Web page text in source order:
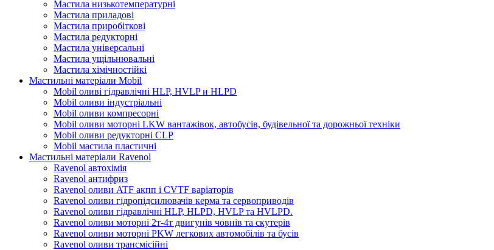
Мастила низькотемпературні
Мастила приладові
Мастила приробіткові
Мастила редукторні
Мастила універсальні
Мастила ущільнювальні
Мастила хімічностійкі
Мастильні матеріали Mobil
Mobil оливі гідравлічні HLP, HVLP и HLPD
Mobil оливи індустріальні
Mobil оливи компресорні
Mobil оливи моторні LKW вантажівок, автобусів, будівельної та дорожньої техніки
Mobil оливи редукторні CLP
Mobil мастила пластичні
Мастильні матеріали Ravenol
Ravenol автохімія
Ravenol антифриз
Ravenol оливи ATF акпп і CVTF варіаторів
Ravenol оливи гідропідсилювачів керма та сервоприводів
Ravenol оливи гідравлічні HLP, HLPD, HVLP та HVLPD.
Ravenol оливи моторні 2т-4т двигунів човнів та скутерів
Ravenol оливи моторні PKW легкових автомобілів та бусів
Ravenol оливи трансмісійні